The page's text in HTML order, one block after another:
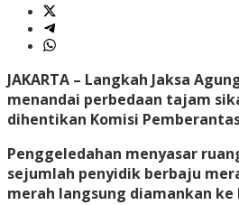
JAKARTA – Langkah Jaksa
menandai perbedaan tajam
dihentikan Komisi
Penggeledahan menyasar
sejumlah penyidik berbaju
merah langsung diamankan